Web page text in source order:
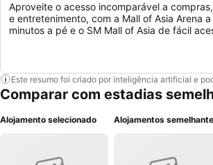
Aproveite o acesso incomparável a
e entretenimento, com a Mall of Asia Arena
minutos a pé e o SM Mall of Asia de fácil
Este resumo foi criado por inteligência artificial e
Comparar com estadias
Alojamento selecionado Alojamentos